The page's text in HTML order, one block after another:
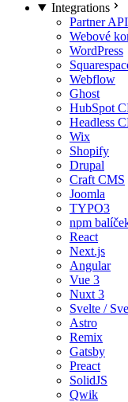
Integrations
Partner API
Webové
WordPress
Webflow
Ghost
HubSpot
Headless
Wix
Shopify
Drupal
Craft CMS
Joomla
TYPO3
npm
React
Next.js
Angular
Vue 3
Nuxt 3
Svelte /
Astro
Remix
Gatsby
Preact
SolidJS
Qwik